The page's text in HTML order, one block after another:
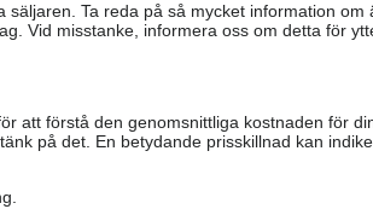
Ta reda på så mycket information om
Vid misstanke, informera oss om detta för
att förstå den genomsnittliga kostnaden för
på det. En betydande prisskillnad kan